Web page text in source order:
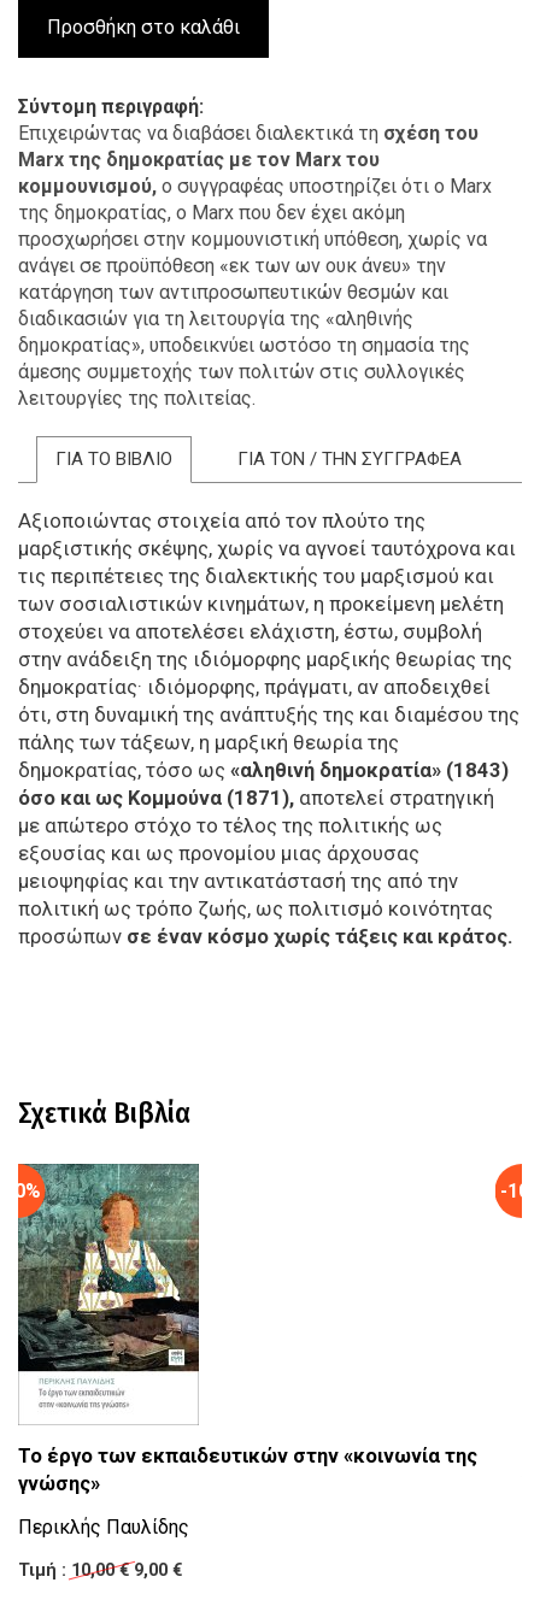
Σύντομη περιγραφή
Επιχειρώντας να διαβάσει διαλεκτικά τη σχέση του
Marx της δημοκρατίας με τον Marx του
κομμουνισμού, ο συγγραφέας υποστηρίζει ότι ο Marx
της δημοκρατίας, ο Marx που δεν έχει ακόμη
προσχωρήσει στην κομμουνιστική υπόθεση, χωρίς να
ανάγει σε προϋπόθεση «εκ των ων ουκ άνευ» την
κατάργηση των αντιπροσωπευτικών θεσμών και
διαδικασιών για τη λειτουργία της «αληθινής
δημοκρατίας», υποδεικνύει ωστόσο τη σημασία της
άμεσης συμμετοχής των πολιτών στις συλλογικές
λειτουργίες της πολιτείας.
ΓΙΑ ΤΟ ΒΙΒΛΙΟ ΓΙΑ ΤΟΝ / ΤΗΝ ΣΥΓΓΡΑΦΕΑ
Αξιοποιώντας στοιχεία από τον πλούτο της
μαρξιστικής σκέψης, χωρίς να αγνοεί ταυτόχρονα και
τις περιπέτειες της διαλεκτικής του μαρξισμού και
των σοσιαλιστικών κινημάτων, η προκείμενη μελέτη
στοχεύει να αποτελέσει ελάχιστη, έστω, συμβολή
στην ανάδειξη της ιδιόμορφης μαρξικής θεωρίας της
δημοκρατίας· ιδιόμορφης, πράγματι, αν αποδειχθεί
ότι, στη δυναμική της ανάπτυξής της και διαμέσου της
πάλης των τάξεων, η μαρξική θεωρία της
δημοκρατίας, τόσο ως «αληθινή δημοκρατία» (1843)
όσο και ως Κομμούνα (1871), αποτελεί στρατηγική
με απώτερο στόχο το τέλος της πολιτικής ως
εξουσίας και ως προνομίου μιας άρχουσας
μειοψηφίας και την αντικατάστασή της από την
πολιτική ως τρόπο ζωής, ως πολιτισμό κοινότητας
προσώπων σε έναν κόσμο χωρίς τάξεις και κράτος.
Σχετικά Βιβλία
Το έργο των εκπαιδευτικών στην «κοινωνία της
γνώσης»
Περικλής Παυλίδης
Τιμή : 10,00 €9,00 €
-